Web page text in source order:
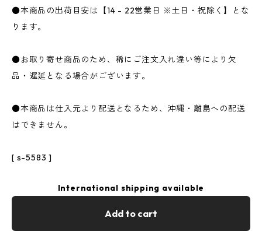
●本商品の出荷目安は【14 - 22営業日 ※土日・祝除く】とな
ります。
●お取り寄せ商品のため、稀にご注文入れ違い等により欠
品・遅延となる場合がございます。
●本商品は仕入元より配送となるため、沖縄・離島への配送
はできません。
[ s-5583 ]
International shipping available
Add to cart